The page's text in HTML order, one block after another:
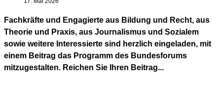
Fachkräfte und Engagierte aus Bildung und Recht, aus
Theorie und Praxis, aus Journalismus und Sozialem
sowie weitere Interessierte sind herzlich eingeladen, mit
einem Beitrag das Programm des Bundesforums
mitzugestalten. Reichen Sie Ihren Beitrag...